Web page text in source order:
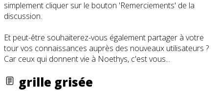
simplement cliquer sur le bouton 'Remerciements' de la
discussion.
Et peut-être souhaiterez-vous également partager à votre
tour vos connaissances auprès des nouveaux utilisateurs ?
Car ceux qui donnent vie à Noethys, c'est vous...
grille grisée